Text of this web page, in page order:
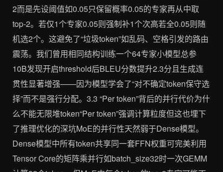
2而是先设阈值如0.05只保留概率0.05的专家再从中取
top-2。若仅1个专家0.05则强制补1个次高若全0.05则随
机选2个。这避免了“垃圾token”如乱码、空格引发的路由
震荡。我们曾用相同结构训练一个64专家小模型总参
10B发现开启threshold后BLEU分数提升2.3分且生成连
贯性显著增强——因为模型学会了“对不确定token保守选
择”而不是强行分配。3.3 “Per token”背后的并行代价为什
么不能无限堆token“Per token”强调计算粒度但这也埋下
了推理优化的深坑MoE的并行性天然弱于Dense模型。
Dense模型中所有token共享同一套FFN权重可完美利用
Tensor Core的矩阵乘并行如batch_size32时一次GEMM